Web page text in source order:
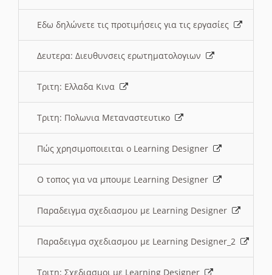
Εδω δηλώνετε τις προτιμήσεις για τις εργασίες
Δευτερα: Διευθυνσεις ερωτηματολογιων
Τριτη: Ελλαδα Κινα
Τριτη: Πολωνια Μεταναστευτικο
Πώς χρησιμοποιειται ο Learning Designer
O τοπος για να μπουμε Learning Designer
Παραδειγμα σχεδιασμου με Learning Designer
Παραδειγμα σχεδιασμου με Learning Designer_2
Τριτη: Σχεδιασμοι με Learning Designer